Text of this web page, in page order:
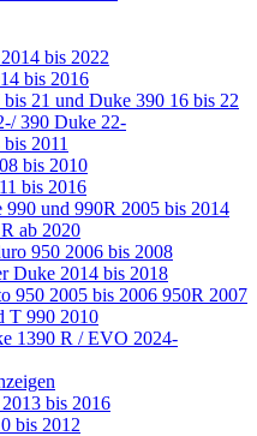
bis 2022
bis 2016
21 und Duke 390 16 bis 22
390 Duke 22-
2011
bis 2010
bis 2016
und 990R 2005 bis 2014
ab 2020
950 2006 bis 2008
Duke 2014 bis 2018
950 2005 bis 2006 950R 2007
T 990 2010
1390 R / EVO 2024-
bis 2016
bis 2012